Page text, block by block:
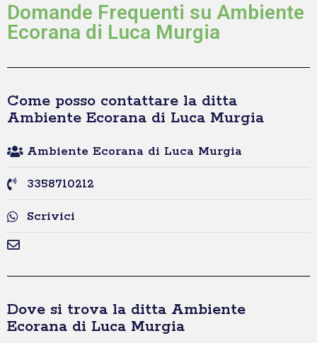
Domande Frequenti su Ambiente
Ecorana di Luca Murgia
Come posso contattare la ditta
Ambiente Ecorana di Luca Murgia
Ambiente Ecorana di Luca Murgia
3358710212
Scrivici
Dove si trova la ditta Ambiente
Ecorana di Luca Murgia